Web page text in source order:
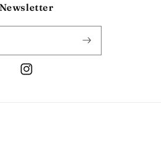
Newsletter
Instagram